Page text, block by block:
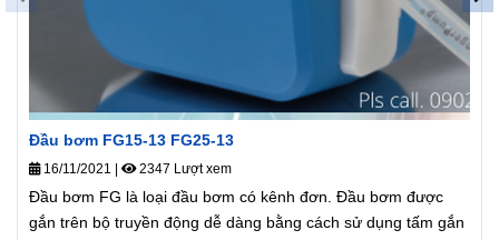
Đầu bơm FG15-13 FG25-13
16/11/2021 2347 Lượt xem
Đầu bơm FG là loại đầu bơm có kênh đơn. Đầu bơm được
gắn trên bộ truyền động dễ dàng bằng cách sử dụng tấm gắn